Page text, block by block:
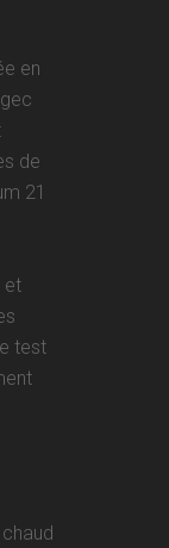
en
de
21
et
test